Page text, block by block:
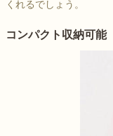
くれるでしょう。
コンパクト収納可能